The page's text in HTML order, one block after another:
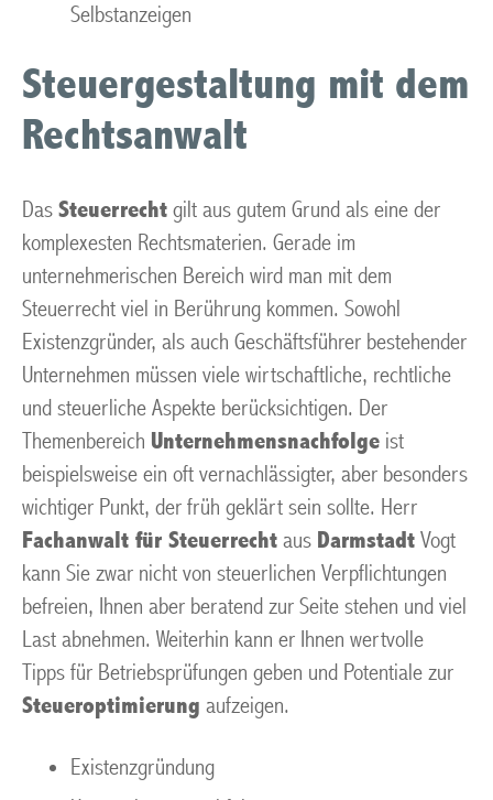
Selbstanzeigen
Steuergestaltung mit dem
Rechtsanwalt
Das Steuerrecht gilt aus gutem Grund als eine der
komplexesten Rechtsmaterien. Gerade im
unternehmerischen Bereich wird man mit dem
Steuerrecht viel in Berührung kommen. Sowohl
Existenzgründer, als auch Geschäftsführer bestehender
Unternehmen müssen viele wirtschaftliche, rechtliche
und steuerliche Aspekte berücksichtigen. Der
Themenbereich Unternehmensnachfolge ist
beispielsweise ein oft vernachlässigter, aber besonders
wichtiger Punkt, der früh geklärt sein sollte. Herr
Fachanwalt für Steuerrecht aus Darmstadt Vogt
kann Sie zwar nicht von steuerlichen Verpflichtungen
befreien, Ihnen aber beratend zur Seite stehen und viel
Last abnehmen. Weiterhin kann er Ihnen wertvolle
Tipps für Betriebsprüfungen geben und Potentiale zur
Steueroptimierung aufzeigen.
Existenzgründung